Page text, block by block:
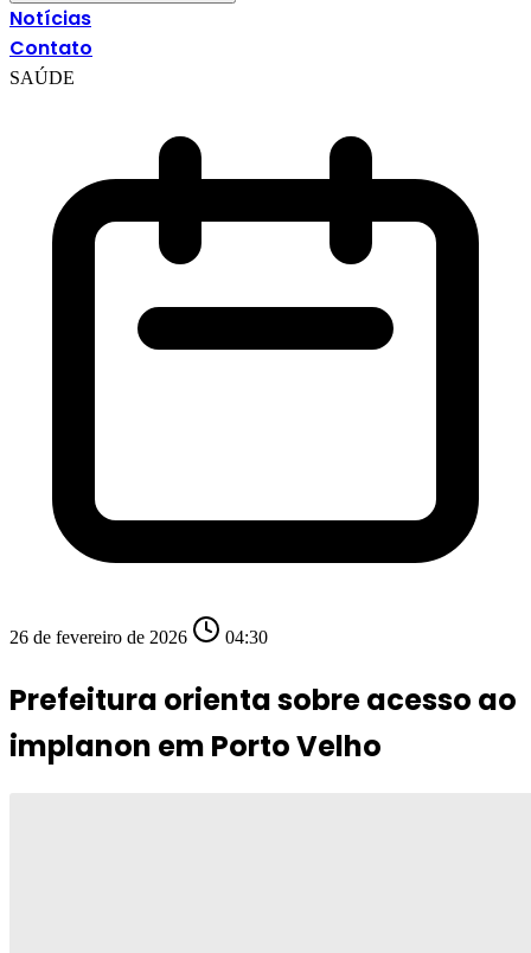
Notícias
Contato
SAÚDE
26 de fevereiro de 2026 04:30
Prefeitura orienta sobre acesso ao
implanon em Porto Velho